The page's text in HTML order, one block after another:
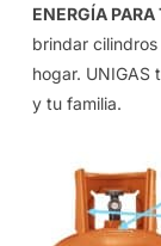
ENERGÍA
brindar
hogar.
y tu familia.